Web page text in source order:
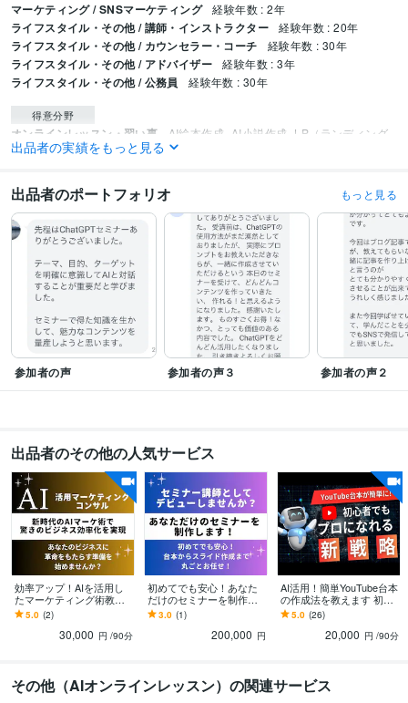
マーケティング / SNSマーケティング 経験年数 : 2年
ライフスタイル・その他 / 講師・インストラクター 経験年数 : 20年
ライフスタイル・その他 / カウンセラー・コーチ 経験年数 : 30年
ライフスタイル・その他 / アドバイザー 経験年数 : 3年
ライフスタイル・その他 / 公務員 経験年数 : 30年
得意分野
オンラインレッスン・習い事 AI絵本作成 AI小説作成 LP（ランディング
ページ）作成 プロンプト制作 画像制作
出品者の実績をもっと見る
出品者のポートフォリオ もっと見る
参加者の声 参加者の声３ 参加者の声２
出品者のその他の人気サービス
効率アップ！AIを活用し
たマーケティング術教え
ます 新時代のAIマーケ術
をマスターして驚きのビ
ジネス効率化を実現
5.0 (2)
30,000 円 /90分
初めてでも安心！あなた
だけのセミナーを制作し
ます 台本からスライドま
で丸ごとお任せ！セミナ
ー講師始めませんか？
3.0 (1)
200,000 円
AI活用！簡単YouTube台本
の作成法を教えます 初め
てでも安心！プロのシナ
リオライターになりませ
5.0 (26)
20,000 円 /90分
その他（AIオンラインレッスン）の関連サービス